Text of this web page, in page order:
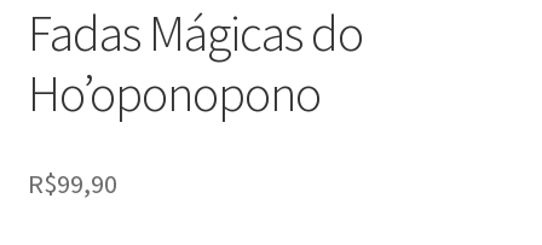
Fadas Mágicas do
Ho’oponopono
R$99,90